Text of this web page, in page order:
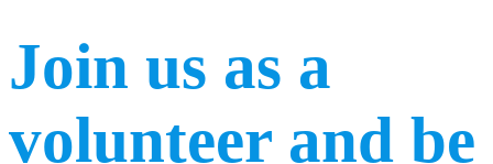
Join us as a
volunteer and be